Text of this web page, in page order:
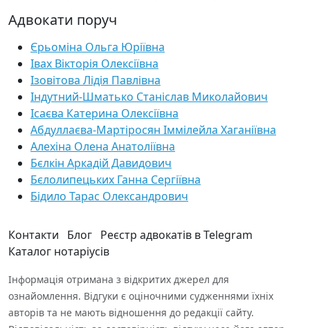
Адвокати поруч
Єрьоміна Ольга Юріївна
Івах Вікторія Олексіївна
Ізовітова Лідія Павлівна
Індутний-Шматько Станіслав Миколайович
Ісаєва Катерина Олексіївна
Абдуллаєва-Мартіросян Іммілейла Хаганіївна
Алехіна Олена Анатоліївна
Бєлкін Аркадій Давидович
Бєлолипецьких Ганна Сергіївна
Бідило Тарас Олександрович
Контакти Блог Реєстр адвокатів в Telegram
Каталог нотаріусів
Інформація отримана з відкритих джерел для
ознайомлення. Відгуки є оціночними судженнями їхніх
авторів та не мають відношення до редакції сайту.